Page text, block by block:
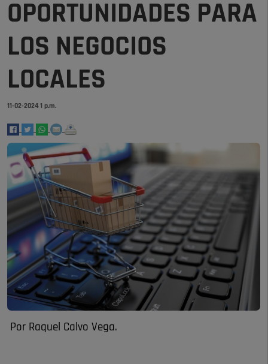
OPORTUNIDADES PARA
LOS NEGOCIOS
LOCALES
11-02-2024 1 p.m.
Por Raquel Calvo Vega.